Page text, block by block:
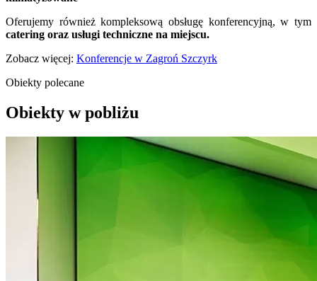
Oferujemy również kompleksową obsługę konferencyjną, w tym
catering oraz usługi techniczne na miejscu.
Zobacz więcej: Konferencje w Zagroń Szczyrk
Obiekty polecane
Obiekty w pobliżu